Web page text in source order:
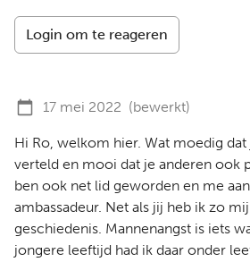
Login om te reageren
17 mei 2022 (bewerkt)
Hi Ro, welkom hier. Wat moedig
verteld en mooi dat je anderen ook
ben ook net lid geworden en me
ambassadeur. Net als jij heb ik zo
geschiedenis. Mannenangst is iets
jongere leeftijd had ik daar onder